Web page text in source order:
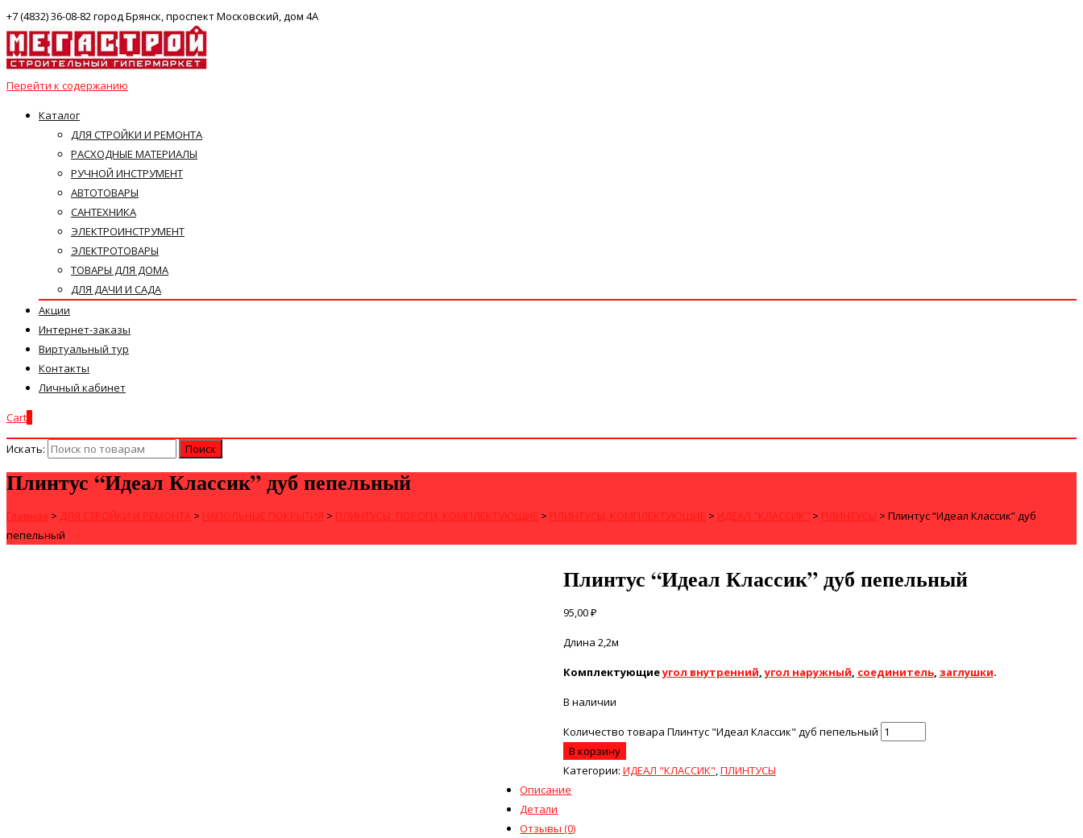
+7 (4832) 36-08-82 город Брянск, проспект Московский, дом 4А
Перейти к содержанию
Каталог
ДЛЯ СТРОЙКИ И РЕМОНТА
РАСХОДНЫЕ МАТЕРИАЛЫ
РУЧНОЙ ИНСТРУМЕНТ
АВТОТОВАРЫ
САНТЕХНИКА
ЭЛЕКТРОИНСТРУМЕНТ
ЭЛЕКТРОТОВАРЫ
ТОВАРЫ ДЛЯ ДОМА
ДЛЯ ДАЧИ И САДА
Акции
Интернет-заказы
Виртуальный тур
Контакты
Личный кабинет
Cart
Искать:
Плинтус “Идеал Классик” дуб пепельный
Главная > ДЛЯ СТРОЙКИ И РЕМОНТА > НАПОЛЬНЫЕ ПОКРЫТИЯ > ПЛИНТУСЫ, ПОРОГИ, КОМПЛЕКТУЮЩИЕ > ПЛИНТУСЫ, КОМПЛЕКТУЮЩИЕ > ИДЕАЛ "КЛАССИК" > ПЛИНТУСЫ > Плинтус “Идеал Классик” дуб
пепельный
Плинтус “Идеал Классик” дуб пепельный
95,00₽
Длина 2,2м
Комплектующиеугол внутренний,угол наружный, соединитель, заглушки.
В наличии
Количество товара Плинтус "Идеал Классик" дуб пепельный
В корзину
Категории: ИДЕАЛ "КЛАССИК",ПЛИНТУСЫ
Описание
Детали
Отзывы (0)